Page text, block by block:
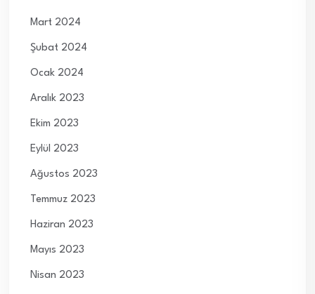
Mart 2024
Şubat 2024
Ocak 2024
Aralık 2023
Ekim 2023
Eylül 2023
Ağustos 2023
Temmuz 2023
Haziran 2023
Mayıs 2023
Nisan 2023